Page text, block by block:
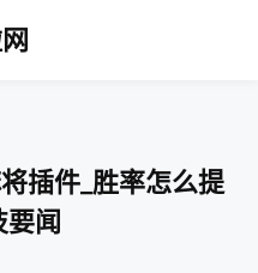
插件_胜率怎么提
闻